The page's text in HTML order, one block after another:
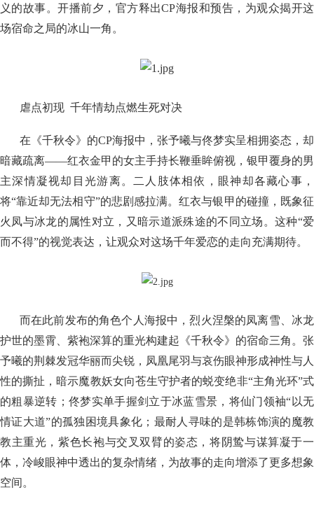
义的故事。开播前夕，官方释出CP海报和预告，为观众揭开这
场宿命之局的冰山一角。
虐点初现 千年情劫点燃生死对决
在《千秋令》的CP海报中，张予曦与佟梦实呈相拥姿态，却
暗藏疏离——红衣金甲的女主手持长鞭垂眸俯视，银甲覆身的男
主深情凝视却目光游离。二人肢体相依，眼神却各藏心事，
将“靠近却无法相守”的悲剧感拉满。红衣与银甲的碰撞，既象征
火凤与冰龙的属性对立，又暗示道派殊途的不同立场。这种“爱
而不得”的视觉表达，让观众对这场千年爱恋的走向充满期待。
而在此前发布的角色个人海报中，烈火涅槃的凤离雪、冰龙
护世的墨霄、紫袍深算的重光构建起《千秋令》的宿命三角。张
予曦的荆棘发冠华丽而尖锐，凤凰尾羽与哀伤眼神形成神性与人
性的撕扯，暗示魔教妖女向苍生守护者的蜕变绝非“主角光环”式
的粗暴逆转；佟梦实单手握剑立于冰蓝雪景，将仙门领袖“以无
情证大道”的孤独困境具象化；最耐人寻味的是韩栋饰演的魔教
教主重光，紫色长袍与交叉双臂的姿态，将阴鸷与谋算凝于一
体，冷峻眼神中透出的复杂情绪，为故事的走向增添了更多想象
空间。